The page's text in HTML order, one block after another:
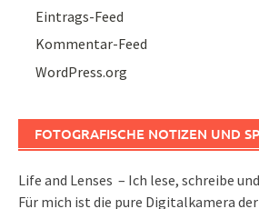
Eintrags-Feed
Kommentar-Feed
WordPress.org
FOTOGRAFISCHE NOTIZEN UND
Life and Lenses – Ich lese, schreibe
Für mich ist die pure Digitalkamera